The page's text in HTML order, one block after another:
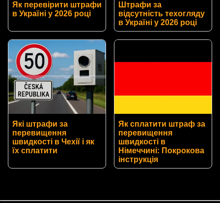
Як перевірити штрафи
в Україні у 2026 році
Штрафи за
відсутність техогляду
в Україні у 2026 році
Які штрафи за
перевищення
швидкості в Чехії і як
їх сплатити
Як сплатити штраф за
перевищення
швидкості в
Німеччині: Покрокова
інструкція